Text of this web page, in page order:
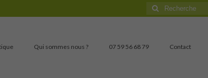
Rechercher
:
Qui sommes nous ? 07 59 56 68 79
Contact